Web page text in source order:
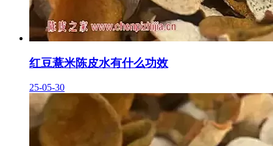
红豆薏米陈皮水有什么功效
25-05-30